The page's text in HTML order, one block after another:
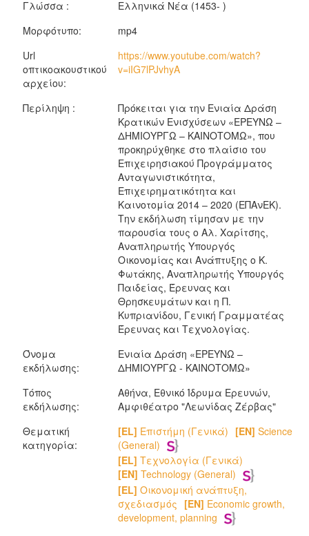
Γλώσσα :
Ελληνικά Νέα (1453- )
Μορφότυπο:
mp4
Url
οπτικοακουστικού
αρχείου:
https://www.youtube.com/watch?
v=iIG7lPJvhyA
Περίληψη :
Πρόκειται για την Ενιαία Δράση
Κρατικών Ενισχύσεων «ΕΡΕΥΝΩ –
ΔΗΜΙΟΥΡΓΩ – ΚΑΙΝΟΤΟΜΩ», που
προκηρύχθηκε στο πλαίσιο του
Επιχειρησιακού Προγράμματος
Ανταγωνιστικότητα,
Επιχειρηματικότητα και
Καινοτομία 2014 – 2020 (ΕΠΑνΕΚ).
Την εκδήλωση τίμησαν με την
παρουσία τους ο Αλ. Χαρίτσης,
Αναπληρωτής Υπουργός
Οικονομίας και Ανάπτυξης ο Κ.
Φωτάκης, Αναπληρωτής Υπουργός
Παιδείας, Έρευνας και
Θρησκευμάτων και η Π.
Κυπριανίδου, Γενική Γραμματέας
Έρευνας και Τεχνολογίας.
Όνομα
εκδήλωσης:
Ενιαία Δράση «ΕΡΕΥΝΩ –
ΔΗΜΙΟΥΡΓΩ - ΚΑΙΝΟΤΟΜΩ»
Τόπος
εκδήλωσης:
Αθήνα, Εθνικό Ίδρυμα Ερευνών,
Αμφιθέατρο "Λεωνίδας Ζέρβας"
Θεματική
κατηγορία:
[EL] Επιστήμη (Γενικά) [EN] Science
(General)
[EL] Τεχνολογία (Γενικά)
[EN] Technology (General)
[EL] Οικονομική ανάπτυξη,
σχεδιασμός [EN] Economic growth,
development, planning